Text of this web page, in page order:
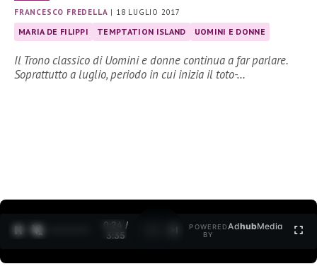
FRANCESCO FREDELLA | 18 LUGLIO 2017
MARIA DE FILIPPI TEMPTATION ISLAND UOMINI E DONNE
Il Trono classico di Uomini e donne continua a far parlare.
Soprattutto a luglio, periodo in cui inizia il toto-…
0:24 /
3:35
POWERED
BY
AdhubMedia